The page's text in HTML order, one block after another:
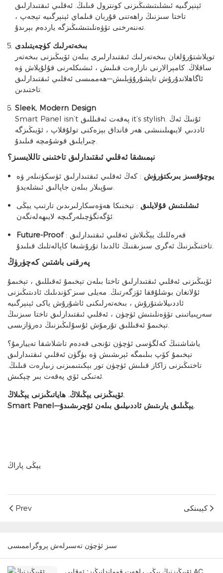
ئېنېرگىيە ئىشلىتىشىڭىزنى كونترول قىلىڭ. ئەقلىي ئىقتىدارلىق
تاختا سىزنىڭ راھەتنى قۇربان قىلماي ئېنېرگىيە تېجەپ ،
تەننەرخنى تۆۋەنلىتىشىڭىزگە ياردەم بېرىدۇ.
بىخەتەرلىك كۈچەيتىلدى
توپلاشتۇرۇلغان بىخەتەرلىك ئىقتىدارلىرى بىلەن ئۆيىڭىزنى بىخەتەر
ساقلاڭ. كامېرالارنى نازارەت قىلىش ، ئىشىكلەرنى قۇلۇپلاش ۋە
ئاگاھلاندۇرۇش تاپشۇرۇۋېلىش—ھەممىسى ئەقلىي ئىقتىدارلىق
تاختىدىن.
Sleek, Modern Design
Smart Panel isn’t پەقەت ئەقىللىق it’s stylish. ئۇنىڭ ئەڭ
ئاددىي لايىھىلىنىشى ھەر قانداق بېزەكنى تولۇقلاپ ، ئۆيىڭىزگە
چىرايلىق قوشۇمچە قىلىدۇ.
نېمىشقا ئەقلىي ئىقتىدارلىق تاختىنى تاللايسىز؟
يوچۇقسىز بىرىكتۈرۈش : كەڭ ئەقلىي ئىقتىدارلىق ئۈسكۈنىلەر ۋە
سۇپىلار بىلەن جاپالىق ئىشلەيدۇ.
ئىشلىتىش قۇلايلىق : تېخنىكا ھەۋەسكارلىرىدىن تارتىپ يېڭى
ئۆگەنگۈچىلەرگىچە لايىھەلەنگەن.
Future-Proof : قەرەللىك يېڭىلاش ئەقلىي ئىقتىدارلىق
تاختىڭىزنىڭ ئەگرى سىزىقنىڭ ئالدىدا تۇرۇشىغا كاپالەتلىك قىلىدۇ.
پەرقنى باشتىن كەچۈرۈڭ
ئۆيىڭىزنى ئەقلىي ئىقتىدارلىق تاختا بىلەن تېخىمۇ ئەقىللىق ، تېخىمۇ
ئۇلانغان بوشلۇققا ئۆزگەرتىڭ. مەيلى سىز’كۈندىلىك ئادىتىڭىزنى
ئاددىيلاشتۇرۇش ، بىخەتەرلىكنى ئاشۇرۇش ياكى ئېنېرگىيە
سەرپىياتىنى تۆۋەنلىتىش ئۈچۈن ، ئەقلىي ئىقتىدارلىق تاختا سىزنىڭ
تېخىمۇ ئەقىللىق تۇرمۇش ئۇسۇلىڭىزنىڭ دەرۋازىسى.
ياشاشنىڭ كەلگۈسى ئۈچۈن تۇنجى قەدەم تاشلاشقا تەييارمۇ؟
تېخىمۇ كۆپ بىلىمگە ئېرىشىش ۋە بۈگۈن ئەقلىي ئىقتىدارلىق
تاختىڭىزنى زاكاز قىلىش ئۈچۈن تور بېكىتىمىزنى زىيارەت قىلىڭ.
ئەتىكى ئۆي پەقەت بىر چېكىش.
ئۆيىڭىزنى يېڭىلاڭ. ھاياتىڭىزنى يېڭىلاڭ.
Smart Panel—يېڭىلىق يارىتىش ئاددىيلىق بىلەن ئۇچرىشىدۇ.
يېڭى پاراڭ
Prev كېيىنكى
سىز ئۈچۈن تەسىرلەش پروگراممىسى
ئۆيىڭىزنىڭ يېڭى راھەت قوماندانىڭىز: ئەقلىي AC